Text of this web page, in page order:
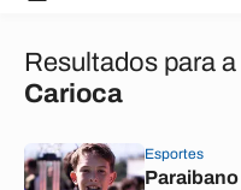
Resultados para
Carioca
Esportes